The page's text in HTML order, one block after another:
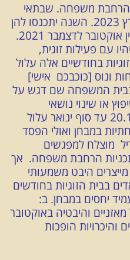
הרחבת משפחה. שבתאי
בבית האהבות והילדים עד מרץ 2023. השנה יתכנסו להן
הזדמנויות להתחלות יחסים בין אוקטובר לדצמבר 2021.
עם פעילות זוגית,
בחודשיים אלה עלול
ונוס [כוכבכם אישי]
עד פברואר 2021 בבית המשפחה שם דגש על
או שינוי נושאי
משפחה. נסיגת ונוס בין ה: 20.12 עד סוף ינואר עלול
במבחן ואולי הפסד
מרץ 2022-אפריל מוצלח למפגשים
הרחבת משפחה. אך
היבט משמעותי
במאי 2022. מאדים בבית הזוגיות בחודשים
יחסים במבחן. ב:
למזל מאזניים והיבטיה באוקטובר
והיכרויות הופכות